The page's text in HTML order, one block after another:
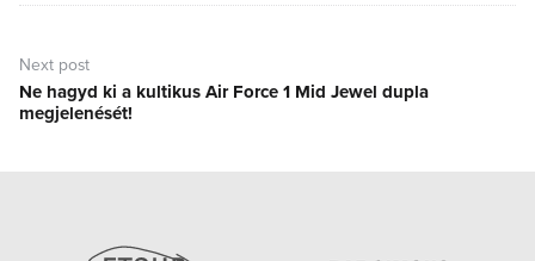
Next post
Next
post:
Ne hagyd ki a kultikus Air Force 1 Mid Jewel dupla
megjelenését!